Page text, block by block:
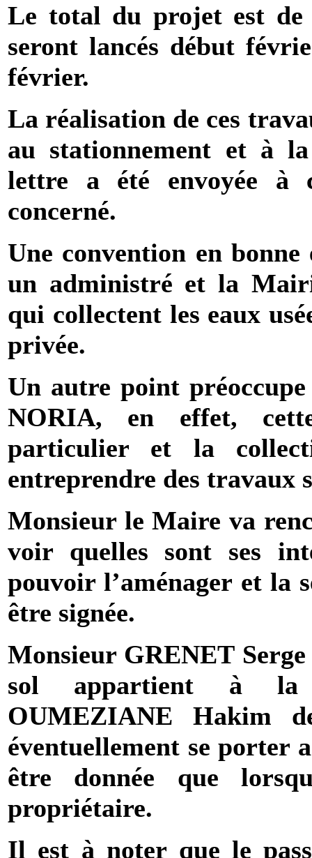
Le total du projet est de
seront lancés début
février.
La réalisation de ces
au stationnement et à
lettre a été envoyée à
concerné.
Une convention en
un administré et la
qui collectent les eaux
privée.
Un autre point préoccupe
NORIA, en effet,
particulier et la
entreprendre des travaux
Monsieur le Maire va
voir quelles sont ses
pouvoir l’aménager et la
être signée.
Monsieur GRENET Serge
sol appartient à la
OUMEZIANE Hakim
éventuellement se porter
être donnée que
propriétaire.
Il est à noter que le